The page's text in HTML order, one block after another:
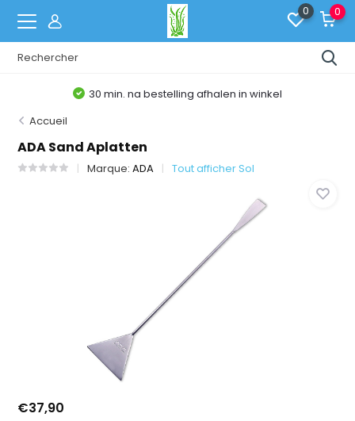
0 0
30 min. na bestelling afhalen in winkel
Accueil
ADA Sand Aplatten
Marque:ADA Tout afficher Sol
€37,90